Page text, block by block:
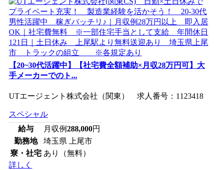
【20~30代活躍中】【社宅費全額補助×月収28万円可】大
手メーカーでのト...
UTエージェント株式会社（関東） 求人番号：1123418
スペシャル
給与
月収例288,000円
勤務地
埼玉県 上尾市
寮・社宅 あり（無料）
詳しく